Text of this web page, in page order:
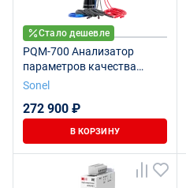
Стало дешевле
PQM-700 Анализатор
параметров качества
электрической энергии
Sonel
272 900 ₽
В КОРЗИНУ